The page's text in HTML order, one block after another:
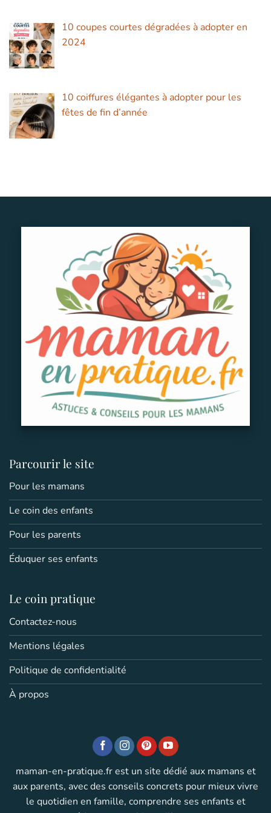
10 coupes courtes dégradées à adopter en
2024
10 coiffures élégantes à adopter pour les
fêtes de fin d’année
Parcourir le site
Pour les mamans
Le coin des enfants
Pour les parents
Éduquer ses enfants
Le coin pratique
Contactez-nous
Mentions légales
Politique de confidentialité
À propos
maman-en-pratique.fr est un site dédié aux mamans et
aux parents, avec des conseils concrets pour mieux vivre
le quotidien en famille, comprendre ses enfants et